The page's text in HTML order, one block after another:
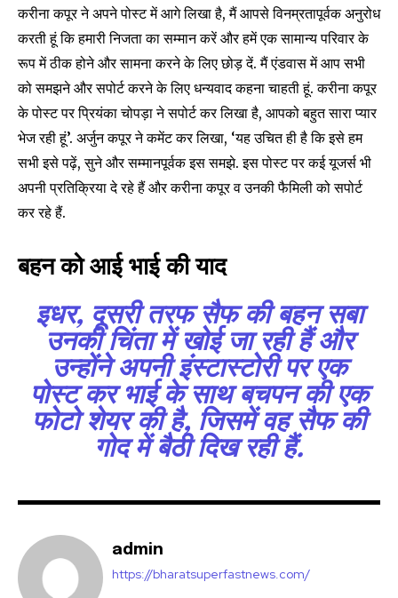
Join our community of
SUBSCRIBERS and be part of the
conversation.
To subscribe, simply enter your email address on our website
or click the subscribe button below. Don't worry, we respect
SUBSCRIBE
I've read and accept the Privacy Policy.
Followers Followers Followers
करीना कपूर ने अपने पोस्ट में आगे लिखा है, मैं आपसे विनम्रतापूर्वक अनुरोध
करती हूं कि हमारी निजता का सम्मान करें और हमें एक सामान्य परिवार के
रूप में ठीक होने और सामना करने के लिए छोड़ दें. मैं एंडवास में आप सभी
को समझने और सपोर्ट करने के लिए धन्यवाद कहना चाहती हूं. करीना कपूर
के पोस्ट पर प्रियंका चोपड़ा ने सपोर्ट कर लिखा है, आपको बहुत सारा प्यार
भेज रही हूं’. अर्जुन कपूर ने कमेंट कर लिखा, ‘यह उचित ही है कि इसे हम
सभी इसे पढ़ें, सुने और सम्मानपूर्वक इस समझे. इस पोस्ट पर कई यूजर्स भी
अपनी प्रतिक्रिया दे रहे हैं और करीना कपूर व उनकी फैमिली को सपोर्ट
कर रहे हैं.
बहन को आई भाई की याद
इधर, दूसरी तरफ सैफ की बहन सबा
उनकी चिंता में खोई जा रही हैं और
उन्होंने अपनी इंस्टास्टोरी पर एक
पोस्ट कर भाई के साथ बचपन की एक
फोटो शेयर की है, जिसमें वह सैफ की
गोद में बैठी दिख रही हैं.
admin
https://bharatsuperfastnews.com/